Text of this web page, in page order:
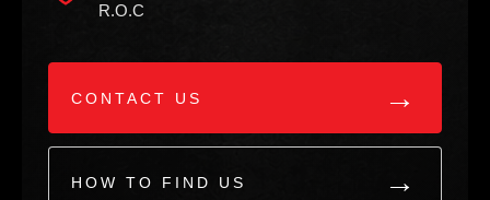
R.O.C
CONTACT US →
HOW TO FIND US →